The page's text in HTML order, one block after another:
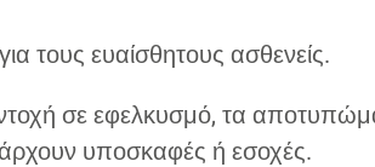
τους ευαίσθητους ασθενείς.
σε εφελκυσμό, τα
υποσκαφές ή εσοχές.